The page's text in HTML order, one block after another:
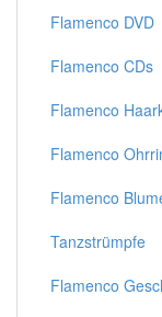
Flamenco DVD
Flamenco CDs
Flamenco
Flamenco
Flamenco
Tanzstrümpfe
Flamenco